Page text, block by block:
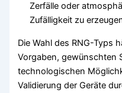
Zerfälle oder
Zufälligkeit zu
Die Wahl des RNG-Typs
Vorgaben, gewünschten
technologischen
Validierung der Geräte